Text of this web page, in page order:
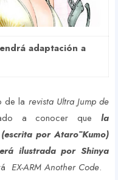
adaptación a
de la revista Ultra Jump de
a conocer quela
por Atarō Kumo)
ilustrada por Shinya
EX-ARM Another Code.